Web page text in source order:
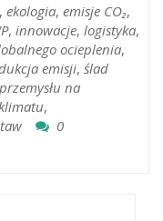
, ekologia, emisje CO₂,
, innowacje, logistyka,
ocieplenia,
emisji, ślad
na
,
0